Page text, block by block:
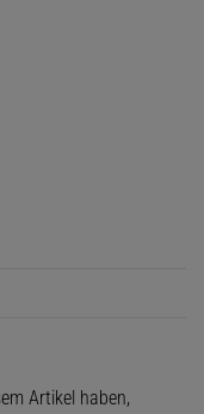
Artikel haben,